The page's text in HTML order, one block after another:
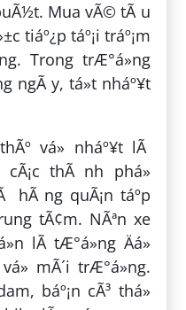
Mua vÃ© tÃ u
tiáº¿p táº¡i tráº¡m
Trong trÆ°á»ng
ngÃ y, tá»t nháº¥t
vá» nháº¥t lÃ
cÃ¡c thÃ nh phá»
hÃ ng quÃ¡n táº­p
tÃ¢m. NÃªn xe
lÃ­ tÆ°á»ng Äá»
mÃ´i trÆ°á»ng.
báº¡n cÃ³ thá»